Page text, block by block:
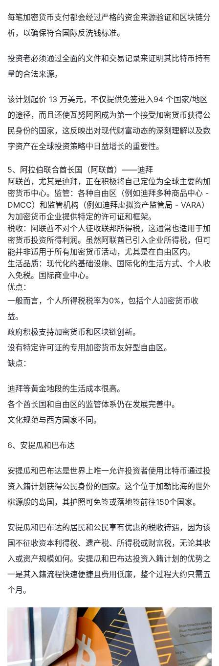
每笔加密货币支付都会经过严格的资金来源验证和区块链分
析，以确保符合国际反洗钱标准。
投资者必须通过全面的文件和交易记录来证明其比特币持有
量的合法来源。
该计划起价 13 万美元，不仅提供免签进入94 个国家/地区
的途径，而且还使瓦努阿图成为第一个接受加密货币获得公
民身份的国家，这反映出对现代财富动态的深刻理解以及数
字资产在全球投资策略中日益增长的重要性。
5、 阿拉伯联合酋长国（阿联酋）——迪拜
阿联酋，尤其是迪拜，正在积极将自己定位为全球主要的加
密货币中心。 监管：各种自由区（例如迪拜多种商品中心 -
DMCC）和监管机构（例如迪拜虚拟资产监管局 - VARA）
为加密货币企业提供特定的许可证和框架。
税收：阿联酋不对个人征收联邦所得税，这通常也适用于加
密货币投资所得利润。虽然阿联酋已引入企业所得税，但可
能并非适用于所有加密货币活动，尤其是在自由区内。
生活品质：现代化的基础设施、国际化的生活方式、个人收
入免税。国际商业中心。
优点：
一般而言，个人所得税税率为0%，包括个人加密货币收
益。
政府积极支持加密货币和区块链创新。
设有特定许可证的专用加密货币友好型自由区。
缺点：
迪拜等黄金地段的生活成本很高。
各个酋长国和自由区的监管体系仍在发展完善中。
文化规范与西方国家不同。
6、安提瓜和巴布达
安提瓜和巴布达是世界上唯一允许投资者使用比特币通过投
资入籍计划获得公民身份的国家。这个位于加勒比海的世外
桃源般的岛国，其护照可免签或落地签前往150个国家。
安提瓜和巴布达的居民和公民享有优惠的税收待遇，因为该
国不征收资本利得税、遗产税、所得税或财富税，无论其收
入或资产规模如何。安提瓜和巴布达投资入籍计划的优势之
一是其入籍流程快速便捷且费用低廉，整个过程大约只需五
个月。